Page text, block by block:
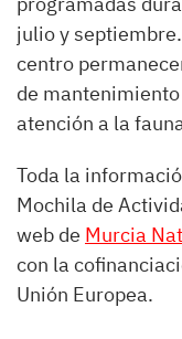
julio y
centro
de
atención a la
Toda la
Mochila de
web de Murcia
con la
Unión Europea.